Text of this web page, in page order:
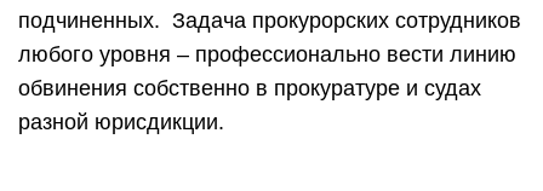
подчиненных. Задача прокурорских сотрудников
любого уровня – профессионально вести линию
обвинения собственно в прокуратуре и судах
разной юрисдикции.